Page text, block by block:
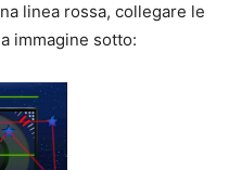
linea rossa, collegare le
immagine sotto: